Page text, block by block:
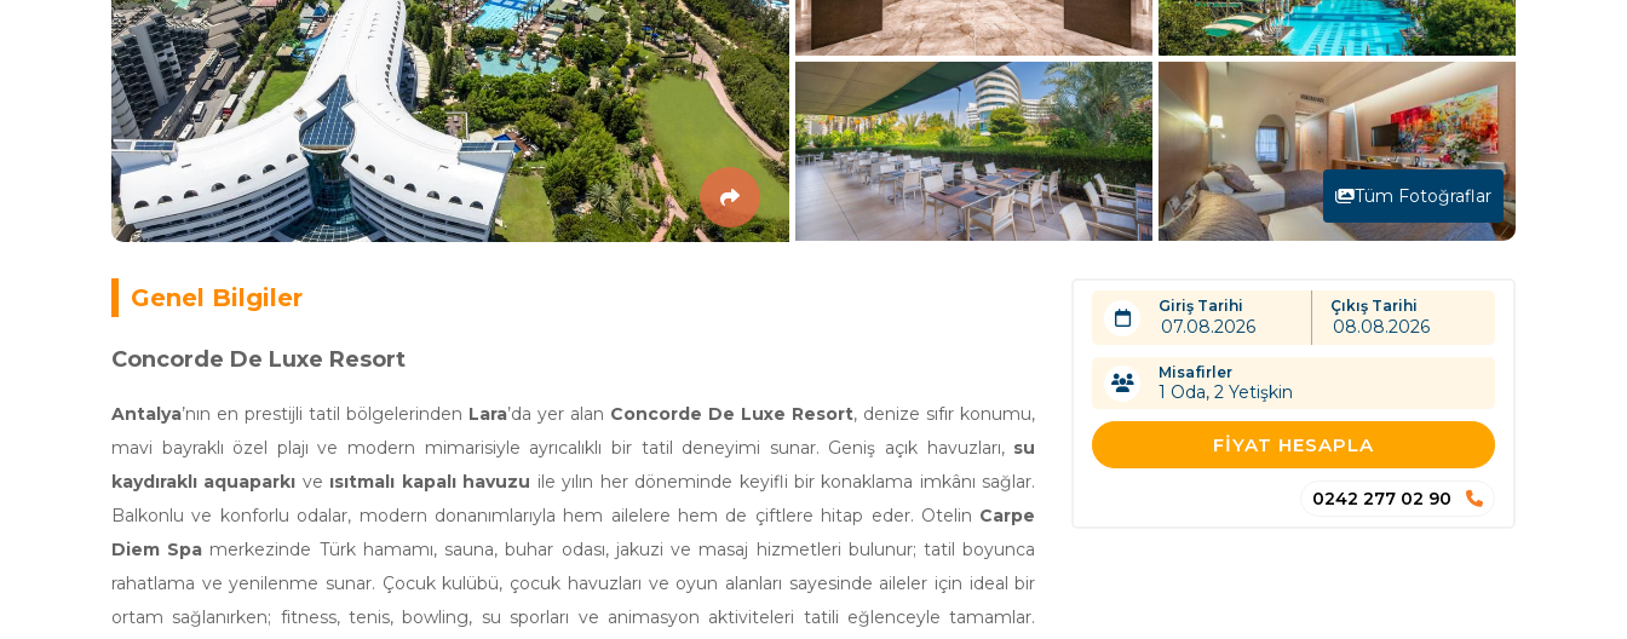
Tüm Fotoğraflar
Genel Bilgiler
Concorde De Luxe Resort
Antalya’nın en prestijli tatil bölgelerinden Lara’da yer alan Concorde De Luxe Resort, denize sıfır konumu,
mavi bayraklı özel plajı ve modern mimarisiyle ayrıcalıklı bir tatil deneyimi sunar. Geniş açık havuzları, su
kaydıraklı aquaparkı ve ısıtmalı kapalı havuzu ile yılın her döneminde keyifli bir konaklama imkânı sağlar.
Balkonlu ve konforlu odalar, modern donanımlarıyla hem ailelere hem de çiftlere hitap eder. Otelin Carpe
Diem Spa merkezinde Türk hamamı, sauna, buhar odası, jakuzi ve masaj hizmetleri bulunur; tatil boyunca
rahatlama ve yenilenme sunar. Çocuk kulübü, çocuk havuzları ve oyun alanları sayesinde aileler için ideal bir
ortam sağlanırken; fitness, tenis, bowling, su sporları ve animasyon aktiviteleri tatili eğlenceyle tamamlar.
Giriş Tarihi Çıkış Tarihi
Misafirler
1 Oda,2 Yetişkin
FIYAT HESAPLA
0242 277 02 90